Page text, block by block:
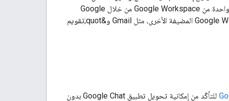
Google Chat وفي جميع أنحاء Google Workspace. على سبيل المثال، يمكنك توزيع إضافة واحدة من Google Workspace من خلال Google
Workspace Marketplace، وهي إضافة توسّع تطبيقات Chat إلى جانب تطبيقات Google Workspace المضيفة الأخرى، مثل Gmail و&quot;تقويم
للتأكّد من إمكانية تحويل تطبيق Google Chat بدون